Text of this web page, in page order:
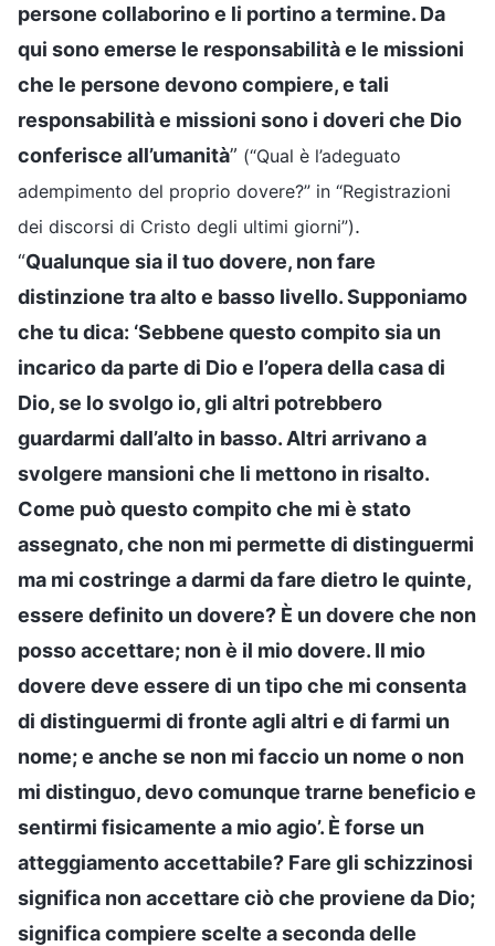
persone collaborino e li portino a termine. Da
qui sono emerse le responsabilità e le missioni
che le persone devono compiere, e tali
responsabilità e missioni sono i doveri che Dio
conferisce all’umanità” (“Qual è l’adeguato
adempimento del proprio dovere?” in “Registrazioni
dei discorsi di Cristo degli ultimi giorni”).
“Qualunque sia il tuo dovere, non fare
distinzione tra alto e basso livello. Supponiamo
che tu dica: ‘Sebbene questo compito sia un
incarico da parte di Dio e l’opera della casa di
Dio, se lo svolgo io, gli altri potrebbero
guardarmi dall’alto in basso. Altri arrivano a
svolgere mansioni che li mettono in risalto.
Come può questo compito che mi è stato
assegnato, che non mi permette di distinguermi
ma mi costringe a darmi da fare dietro le quinte,
essere definito un dovere? È un dovere che non
posso accettare; non è il mio dovere. Il mio
dovere deve essere di un tipo che mi consenta
di distinguermi di fronte agli altri e di farmi un
nome; e anche se non mi faccio un nome o non
mi distinguo, devo comunque trarne beneficio e
sentirmi fisicamente a mio agio’. È forse un
atteggiamento accettabile? Fare gli schizzinosi
significa non accettare ciò che proviene da Dio;
significa compiere scelte a seconda delle